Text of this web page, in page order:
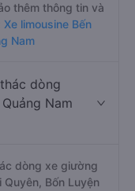
thêm thông tin và
Xe limousine Bến
Nam
dòng
Nam
dòng xe giường
Bốn Luyện